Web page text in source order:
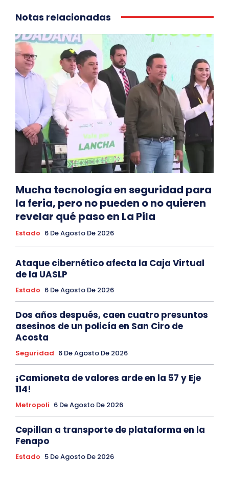
Notas relacionadas
Mucha tecnología en seguridad para
la feria, pero no pueden o no quieren
revelar qué paso en La Pila
Estado 6 De Agosto De 2026
Ataque cibernético afecta la Caja Virtual
de la UASLP
Estado 6 De Agosto De 2026
Dos años después, caen cuatro presuntos
asesinos de un policía en San Ciro de
Acosta
Seguridad 6 De Agosto De 2026
¡Camioneta de valores arde en la 57 y Eje
114!
Metropoli 6 De Agosto De 2026
Cepillan a transporte de plataforma en la
Fenapo
Estado 5 De Agosto De 2026